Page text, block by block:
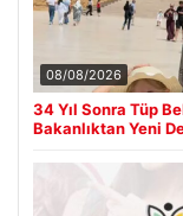
08/08/2026
34 Yıl Sonra Tüp
Bakanlıktan Yeni